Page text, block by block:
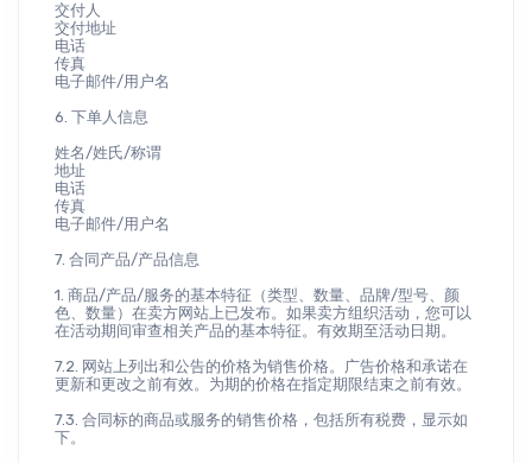
交付人
交付地址
电话
传真
电子邮件/用户名
6. 下单人信息
姓名/姓氏/称谓
地址
电话
传真
电子邮件/用户名
7. 合同产品/产品信息
1. 商品/产品/服务的基本特征（类型、数量、品牌/型号、颜
色、数量）在卖方网站上已发布。如果卖方组织活动，您可以
在活动期间审查相关产品的基本特征。有效期至活动日期。
7.2. 网站上列出和公告的价格为销售价格。广告价格和承诺在
更新和更改之前有效。为期的价格在指定期限结束之前有效。
7.3. 合同标的商品或服务的销售价格，包括所有税费，显示如
下。